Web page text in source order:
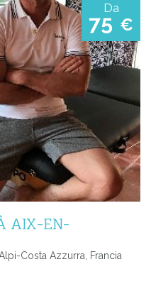
Da
75 €
AIX-EN-
Costa Azzurra, Francia